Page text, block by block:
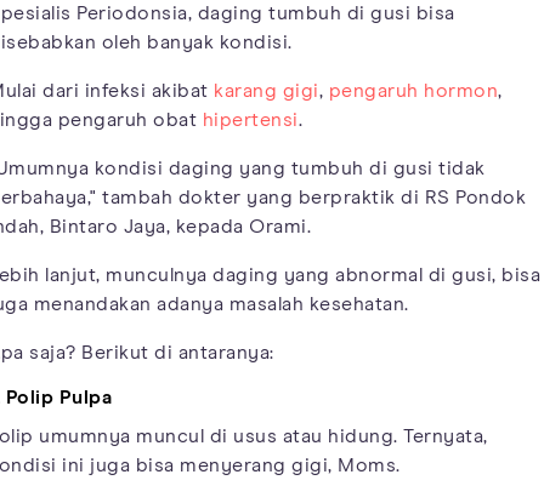
Periodonsia, daging tumbuh di gusi bisa
oleh banyak kondisi.
dari infeksi akibat karang gigi, pengaruh hormon,
pengaruh obat hipertensi.
kondisi daging yang tumbuh di gusi tidak
tambah dokter yang berpraktik di RS Pondok
Bintaro Jaya, kepada Orami.
lanjut, munculnya daging yang abnormal di gusi, bisa
menandakan adanya masalah kesehatan.
saja? Berikut di antaranya:
Polip Pulpa
umumnya muncul di usus atau hidung. Ternyata,
ini juga bisa menyerang gigi, Moms.